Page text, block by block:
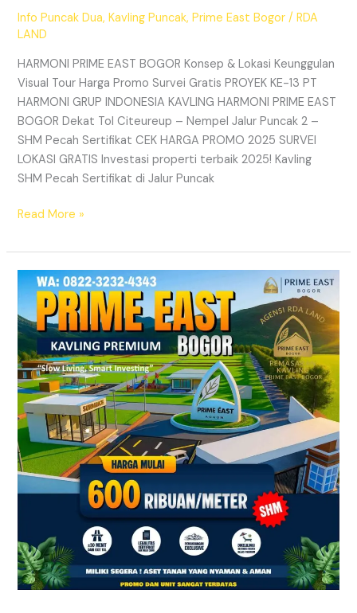
Info Puncak Dua,Kavling Puncak,Prime East Bogor /RDA
LAND
HARMONI PRIME EAST BOGOR Konsep & Lokasi Keunggulan
Visual Tour Harga Promo Survei Gratis PROYEK KE-13 PT
HARMONI GRUP INDONESIA KAVLING HARMONI PRIME EAST
BOGOR Dekat Tol Citeureup – Nempel Jalur Puncak 2 –
SHM Pecah Sertifikat CEK HARGA PROMO 2025 SURVEI
LOKASI GRATIS Investasi properti terbaik 2025! Kavling
SHM Pecah Sertifikat di Jalur Puncak
Read More »
Kavling
SHM
Dekat
Exit
Tol
Citeureup
Bogor
Timur